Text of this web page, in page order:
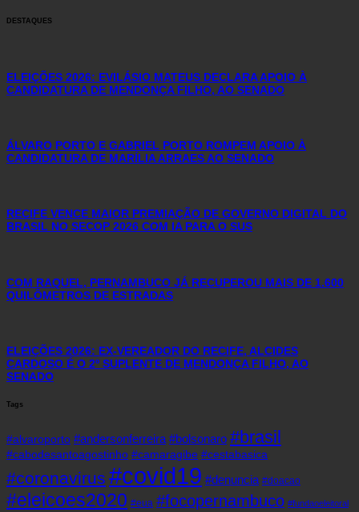
DESTAQUES
ELEIÇÕES 2026: EVILÁSIO MATEUS DECLARA APOIO À
CANDIDATURA DE MENDONÇA FILHO, AO SENADO
ÁLVARO PORTO E GABRIEL PORTO ROMPEM APOIO À
CANDIDATURA DE MARÍLIA ARRAES AO SENADO
RECIFE VENCE MAIOR PREMIAÇÃO DE GOVERNO DIGITAL DO
BRASIL NO SECOP 2026 COM IA PARA O SUS
COM RAQUEL, PERNAMBUCO JÁ RECUPEROU MAIS DE 1.600
QUILÔMETROS DE ESTRADAS
ELEIÇÕES 2026: EX-VEREADOR DO RECIFE, ALCIDES
CARDOSO É O 2º SUPLENTE DE MENDONÇA FILHO, AO
SENADO
Tags
#alvaroporto #andersonferreira #bolsonaro #brasil
#cabodesantoagostinho #camaragibe #cestabasica
#coronavirus #covid19 #denuncia #doacao
#eleicoes2020 #eua #focopernambuco #fundaoeleitoral